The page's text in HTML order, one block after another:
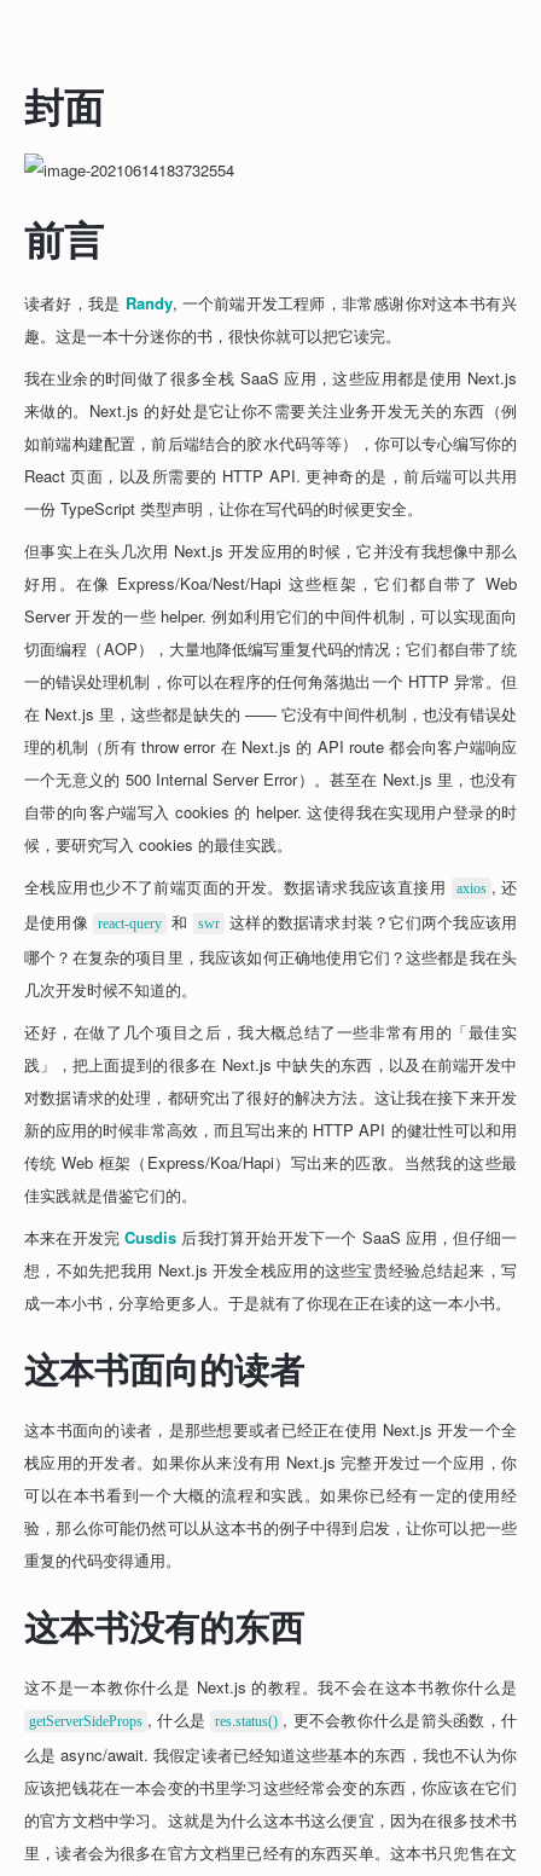
封面
前言
读者好，我是 Randy, 一个前端开发工程师，非常感谢你对这本书有兴
趣。这是一本十分迷你的书，很快你就可以把它读完。
我在业余的时间做了很多全栈 SaaS 应用，这些应用都是使用 Next.js
来做的。Next.js 的好处是它让你不需要关注业务开发无关的东西（例
如前端构建配置，前后端结合的胶水代码等等），你可以专心编写你的
React 页面，以及所需要的 HTTP API. 更神奇的是，前后端可以共用
一份 TypeScript 类型声明，让你在写代码的时候更安全。
但事实上在头几次用 Next.js 开发应用的时候，它并没有我想像中那么
好用。在像 Express/Koa/Nest/Hapi 这些框架，它们都自带了 Web
Server 开发的一些 helper. 例如利用它们的中间件机制，可以实现面向
切面编程（AOP），大量地降低编写重复代码的情况；它们都自带了统
一的错误处理机制，你可以在程序的任何角落抛出一个 HTTP 异常。但
在 Next.js 里，这些都是缺失的 —— 它没有中间件机制，也没有错误处
理的机制（所有 throw error 在 Next.js 的 API route 都会向客户端响应
一个无意义的 500 Internal Server Error）。甚至在 Next.js 里，也没有
自带的向客户端写入 cookies 的 helper. 这使得我在实现用户登录的时
候，要研究写入 cookies 的最佳实践。
全栈应用也少不了前端页面的开发。数据请求我应该直接用
axios , 还
是使用像 react-query 和 swr 这样的数据请求封装？它们两个我应该用
哪个？在复杂的项目里，我应该如何正确地使用它们？这些都是我在头
几次开发时候不知道的。
还好，在做了几个项目之后，我大概总结了一些非常有用的「最佳实
践」，把上面提到的很多在 Next.js 中缺失的东西，以及在前端开发中
对数据请求的处理，都研究出了很好的解决方法。这让我在接下来开发
新的应用的时候非常高效，而且写出来的 HTTP API 的健壮性可以和用
传统 Web 框架（Express/Koa/Hapi）写出来的匹敌。当然我的这些最
佳实践就是借鉴它们的。
本来在开发完 Cusdis 后我打算开始开发下一个 SaaS 应用，但仔细一
想，不如先把我用 Next.js 开发全栈应用的这些宝贵经验总结起来，写
成一本小书，分享给更多人。于是就有了你现在正在读的这一本小书。
这本书面向的读者
这本书面向的读者，是那些想要或者已经正在使用 Next.js 开发一个全
栈应用的开发者。如果你从来没有用 Next.js 完整开发过一个应用，你
可以在本书看到一个大概的流程和实践。如果你已经有一定的使用经
验，那么你可能仍然可以从这本书的例子中得到启发，让你可以把一些
重复的代码变得通用。
这本书没有的东西
getServerSideProps , 什么是 res.status() , 更不会教你什么是箭头函数，什
么是 async/await. 我假定读者已经知道这些基本的东西，我也不认为你
应该把钱花在一本会变的书里学习这些经常会变的东西，你应该在它们
的官方文档中学习。这就是为什么这本书这么便宜，因为在很多技术书
里，读者会为很多在官方文档里已经有的东西买单。这本书只兜售在文